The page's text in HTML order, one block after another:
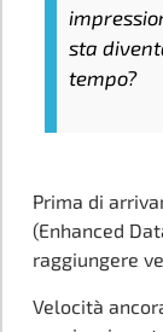
sta
tempo?
Prima di
(Enhanced
raggiungere
Velocità